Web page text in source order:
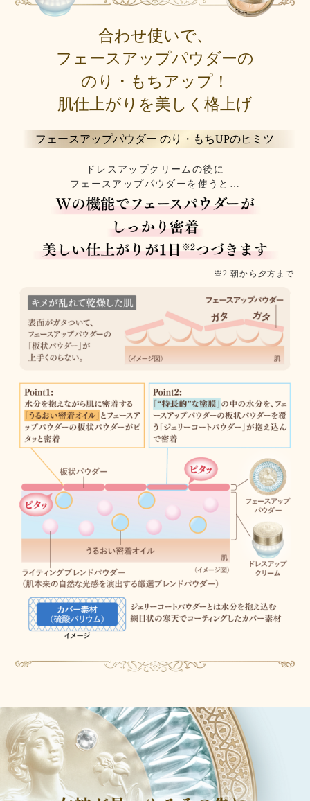
合わせ使いで、
フェースアップパウダーの
のり・もちアップ！
肌仕上がりを美しく格上げ
フェースアップパウダー のり・もちUPのヒミツ
ドレスアップクリームの後に
フェースアップパウダーを使うと…
※2 朝から夕方まで